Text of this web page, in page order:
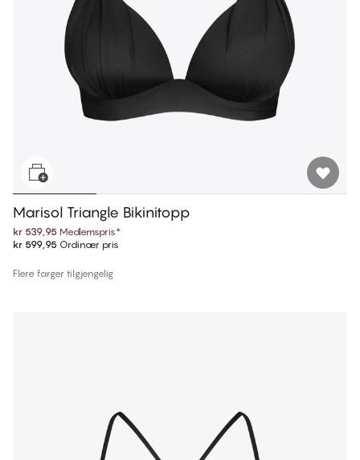
Marisol Triangle Bikinitopp
kr 539,95 Medlemspris*
kr 599,95 Ordinær pris
Flere farger tilgjengelig